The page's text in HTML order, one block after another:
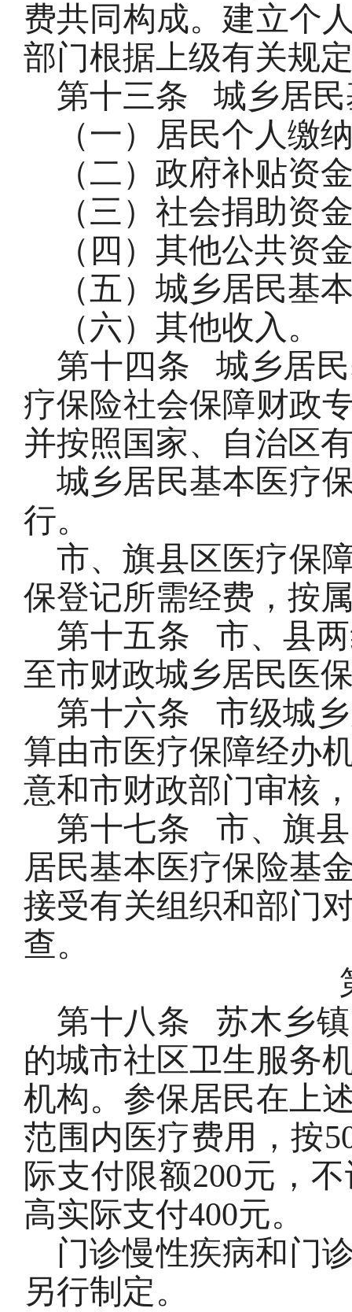
费共同构成。建立个
部门根据上级有关规
第十三条
城乡居
（一）居民个人缴
（二）政府补贴资
（三）社会捐助资
（四）其他公共资
（五）城乡居民基
（六）其他收入。
第十四条
城乡居
疗保险社会保障财政
并按照国家、自治区
城乡居民基本医疗
行。
市、旗县区医疗保
保登记所需经费，按
第十五条
市、县
至市财政城乡居民医
第十六条
市级城
算由市医疗保障经办
意和市财政部门审核
第十七条
市、旗
居民基本医疗保险基
接受有关组织和部门
查。
第十八条
苏木乡
的城市社区卫生服务
机构。参保居民在上
范围内医疗费用，按
际支付限额200元，
高实际支付400元。
门诊慢性疾病和门
另行制定。